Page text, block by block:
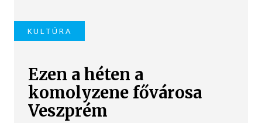
KULTÚRA
Ezen a héten a
komolyzene fővárosa
Veszprém